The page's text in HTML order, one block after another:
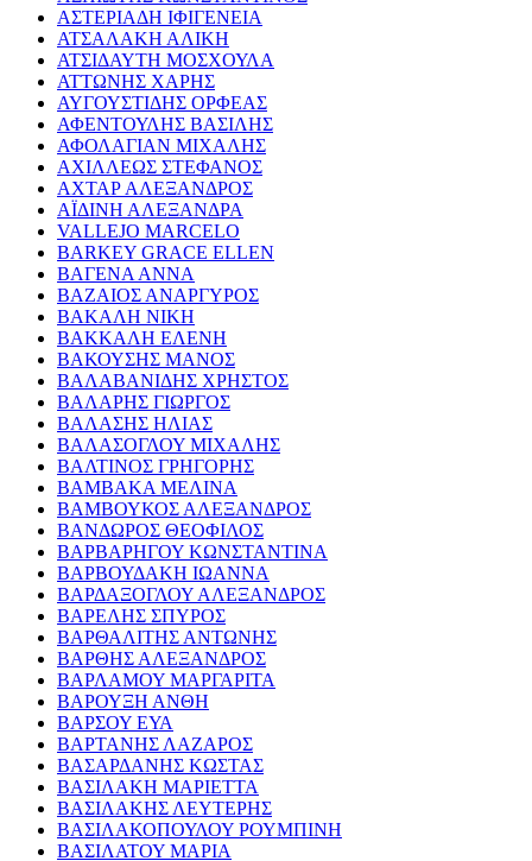
ΑΣΤΕΡΙΑΔΗ ΙΦΙΓΕΝΕΙΑ
ΑΤΣΑΛΑΚΗ ΑΛΙΚΗ
ΑΤΣΙΔΑΥΤΗ ΜΟΣΧΟΥΛΑ
ΑΤΤΩΝΗΣ ΧΑΡΗΣ
ΑΥΓΟΥΣΤΙΔΗΣ ΟΡΦΕΑΣ
ΑΦΕΝΤΟΥΛΗΣ ΒΑΣΙΛΗΣ
ΑΦΟΛΑΓΙΑΝ ΜΙΧΑΛΗΣ
ΑΧΙΛΛΕΩΣ ΣΤΕΦΑΝΟΣ
ΑΧΤΑΡ ΑΛΕΞΑΝΔΡΟΣ
ΑΪΔΙΝΗ ΑΛΕΞΑΝΔΡΑ
VALLEJO MARCELO
BARKEY GRACE ELLEN
ΒΑΓΕΝΑ ΑΝΝΑ
ΒΑΖΑΙΟΣ ΑΝΑΡΓΥΡΟΣ
ΒΑΚΑΛΗ ΝΙΚΗ
ΒΑΚΚΑΛΗ ΕΛΕΝΗ
ΒΑΚΟΥΣΗΣ ΜΑΝΟΣ
ΒΑΛΑΒΑΝΙΔΗΣ ΧΡΗΣΤΟΣ
ΒΑΛΑΡΗΣ ΓΙΩΡΓΟΣ
ΒΑΛΑΣΗΣ ΗΛΙΑΣ
ΒΑΛΑΣΟΓΛΟΥ ΜΙΧΑΛΗΣ
ΒΑΛΤΙΝΟΣ ΓΡΗΓΟΡΗΣ
ΒΑΜΒΑΚΑ ΜΕΛΙΝΑ
ΒΑΜΒΟΥΚΟΣ ΑΛΕΞΑΝΔΡΟΣ
ΒΑΝΔΩΡΟΣ ΘΕΟΦΙΛΟΣ
ΒΑΡΒΑΡΗΓΟΥ ΚΩΝΣΤΑΝΤΙΝΑ
ΒΑΡΒΟΥΔΑΚΗ ΙΩΑΝΝΑ
ΒΑΡΔΑΞΟΓΛΟΥ ΑΛΕΞΑΝΔΡΟΣ
ΒΑΡΕΛΗΣ ΣΠΥΡΟΣ
ΒΑΡΘΑΛΙΤΗΣ ΑΝΤΩΝΗΣ
ΒΑΡΘΗΣ ΑΛΕΞΑΝΔΡΟΣ
ΒΑΡΛΑΜΟΥ ΜΑΡΓΑΡΙΤΑ
ΒΑΡΟΥΞΗ ΑΝΘΗ
ΒΑΡΣΟΥ ΕΥΑ
ΒΑΡΤΑΝΗΣ ΛΑΖΑΡΟΣ
ΒΑΣΑΡΔΑΝΗΣ ΚΩΣΤΑΣ
ΒΑΣΙΛΑΚΗ ΜΑΡΙΕΤΤΑ
ΒΑΣΙΛΑΚΗΣ ΛΕΥΤΕΡΗΣ
ΒΑΣΙΛΑΚΟΠΟΥΛΟΥ ΡΟΥΜΠΙΝΗ
ΒΑΣΙΛΑΤΟΥ ΜΑΡΙΑ